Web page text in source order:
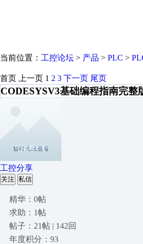
当前位置： 工控论坛 > 产品 > PLC >
首页 上一页 1 2 3 下一页 尾页
CODESYSV3基础编程指南完整
工控分享
关注 私信
精华：0帖
求助：1帖
帖子：21帖 | 142回
年度积分：93